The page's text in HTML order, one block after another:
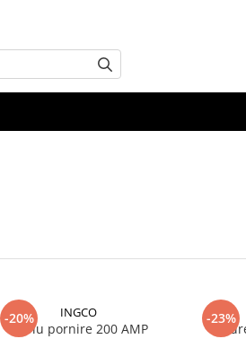
-20% INGCO
Cablu pornire 200 AMP
-23%